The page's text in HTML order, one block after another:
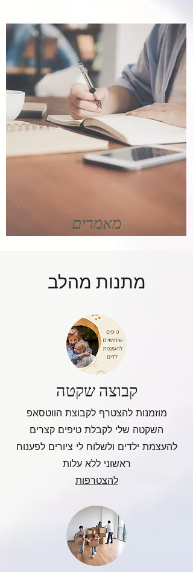
מאמרים
מתנות מהלב
קבוצה שקטה
מוזמנות להצטרף לקבוצת הווטסאפ
השקטה שלי לקבלת טיפים קצרים
להעצמת ילדים ולשלוח לי ציורים לפענוח
ראשוני ללא עלות
להצטרפות